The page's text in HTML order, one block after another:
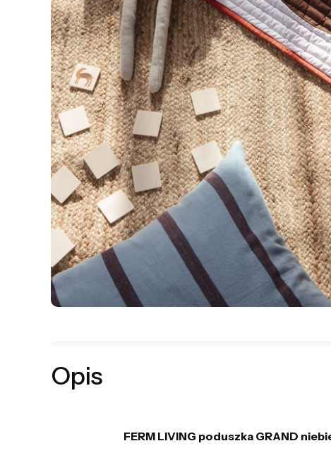
Opis
FERM LIVING poduszka GRAND